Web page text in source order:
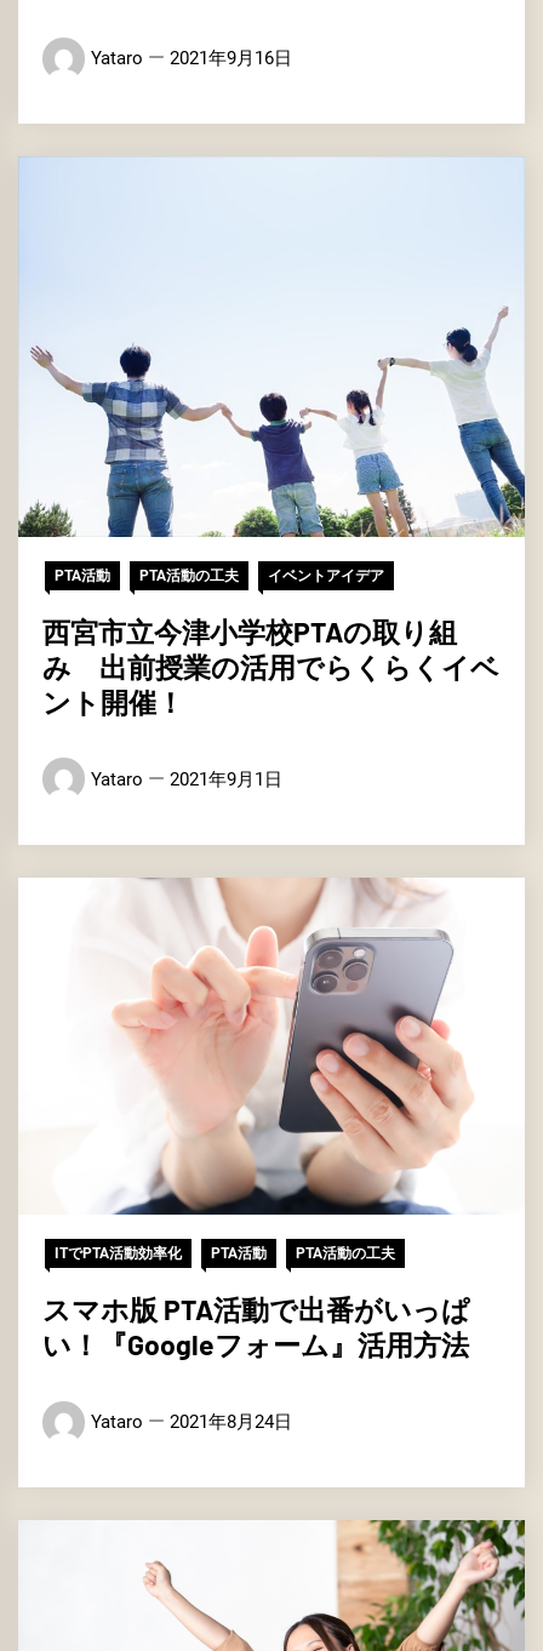
Yataro 2021年9月16日
PTA活動 PTA活動の工夫 イベントアイデア
西宮市立今津小学校PTAの取り組
み 出前授業の活用でらくらくイベ
ント開催！
Yataro 2021年9月1日
ITでPTA活動効率化 PTA活動 PTA活動の工夫
スマホ版 PTA活動で出番がいっぱ
い！『Googleフォーム』活用方法
Yataro 2021年8月24日